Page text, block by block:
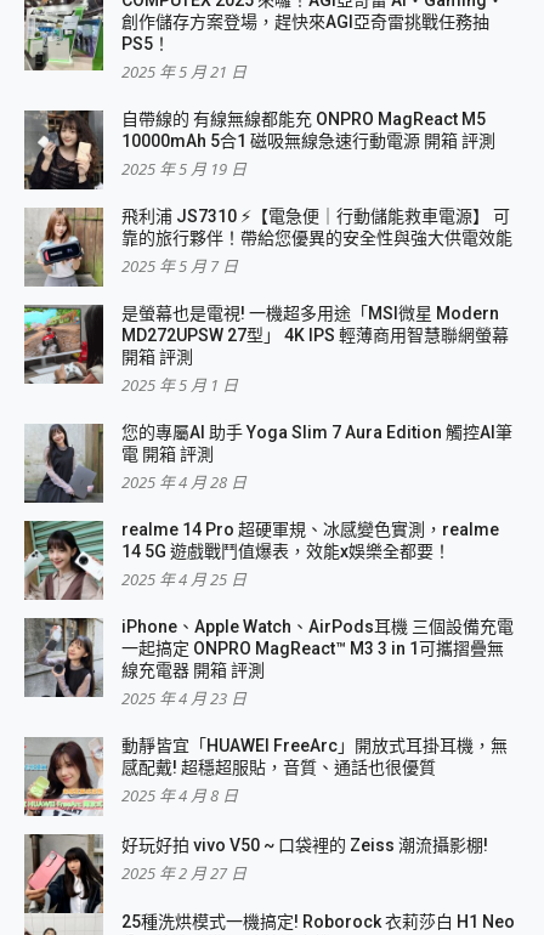
創作儲存方案登場，趕快來AGI亞奇雷挑戰任務抽
PS5！
2025 年 5 月 21 日
自帶線的 有線無線都能充 ONPRO MagReact M5
10000mAh 5合1 磁吸無線急速行動電源 開箱 評測
2025 年 5 月 19 日
飛利浦 JS7310 ⚡【電急便｜行動儲能救車電源】 可
靠的旅行夥伴！帶給您優異的安全性與強大供電效能
2025 年 5 月 7 日
是螢幕也是電視! 一機超多用途「MSI微星 Modern
MD272UPSW 27型」 4K IPS 輕薄商用智慧聯網螢幕
開箱 評測
2025 年 5 月 1 日
您的專屬AI 助手 Yoga Slim 7 Aura Edition 觸控AI筆
電 開箱 評測
2025 年 4 月 28 日
realme 14 Pro 超硬軍規、冰感變色實測，realme
14 5G 遊戲戰鬥值爆表，效能x娛樂全都要！
2025 年 4 月 25 日
iPhone、Apple Watch、AirPods耳機 三個設備充電
一起搞定 ONPRO MagReact™ M3 3 in 1可攜摺疊無
線充電器 開箱 評測
2025 年 4 月 23 日
動靜皆宜「HUAWEI FreeArc」開放式耳掛耳機，無
感配戴! 超穩超服貼，音質、通話也很優質
2025 年 4 月 8 日
好玩好拍 vivo V50 ~ 口袋裡的 Zeiss 潮流攝影棚!
2025 年 2 月 27 日
25種洗烘模式一機搞定! Roborock 衣莉莎白 H1 Neo